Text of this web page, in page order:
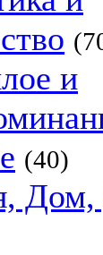
и
(40)
Дом,